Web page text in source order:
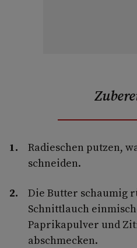
Radieschen putzen,
schneiden.
Die Butter schaumig
Schnittlauch
Paprikapulver und
abschmecken.